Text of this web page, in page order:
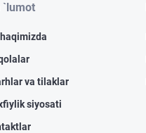
`lumot
va tilaklar
siyosati